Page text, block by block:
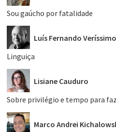
Sou gaúcho por fatalidade
Luís Fernando Veríssimo
Linguiça
Lisiane Cauduro
Sobre privilégio e tempo para
Marco Andrei